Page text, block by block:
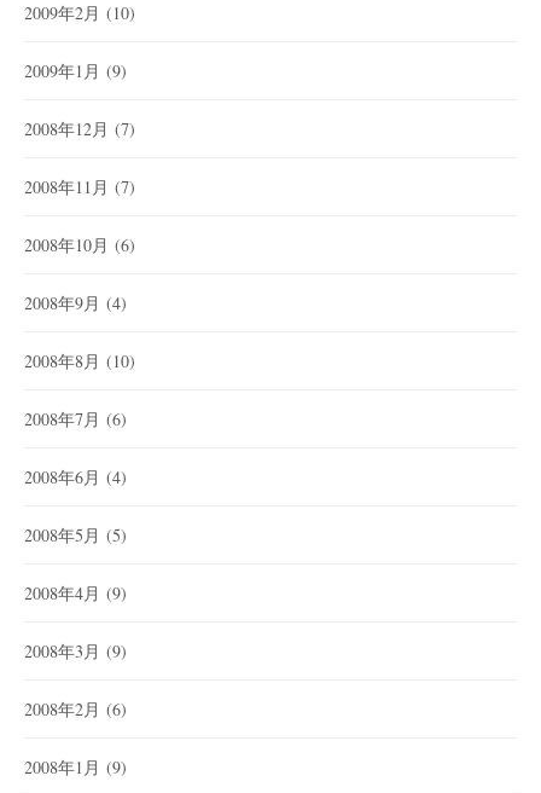
2009年2月 (10)
2009年1月 (9)
2008年12月 (7)
2008年11月 (7)
2008年10月 (6)
2008年9月 (4)
2008年8月 (10)
2008年7月 (6)
2008年6月 (4)
2008年5月 (5)
2008年4月 (9)
2008年3月 (9)
2008年2月 (6)
2008年1月 (9)